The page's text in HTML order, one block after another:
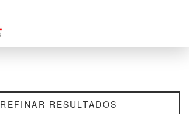
REFINAR RESULTADOS